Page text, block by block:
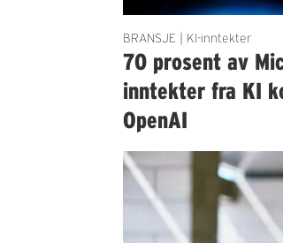
BRANSJE | KI-inntekter
70 prosent av
inntekter fra KI
OpenAI